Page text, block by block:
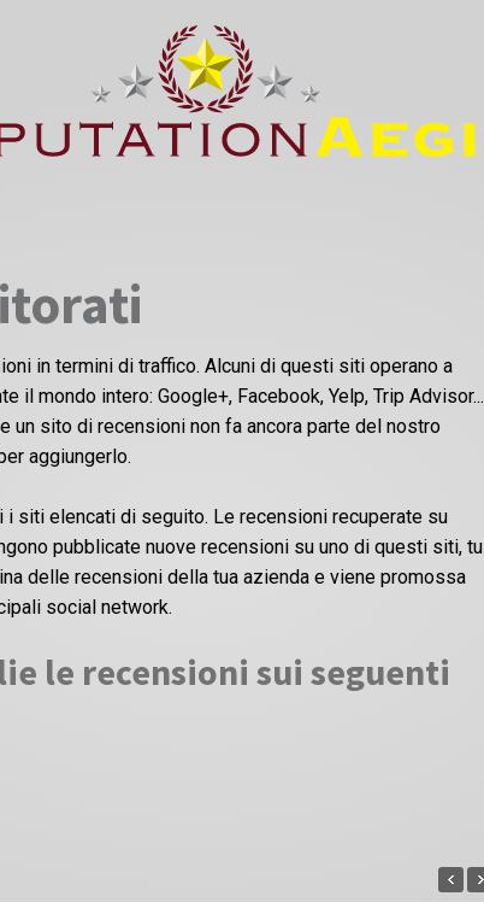
in termini di traffico. Alcuni di questi siti operano a
il mondo intero: Google+, Facebook, Yelp, Trip Advisor...
un sito di recensioni non fa ancora parte del nostro
aggiungerlo.
siti elencati di seguito. Le recensioni recuperate su
pubblicate nuove recensioni su uno di questi siti, tu
delle recensioni della tua azienda e viene promossa
social network.
le recensioni sui seguenti